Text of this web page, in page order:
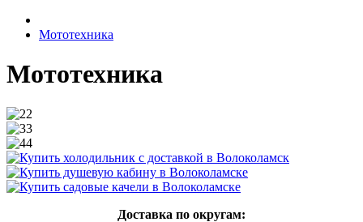
Мототехника
Мототехника
Доставка по округам: